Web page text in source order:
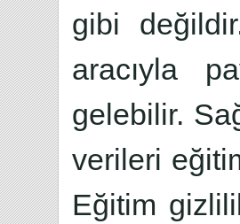
gibi
aracıyla
gelebilir.
verileri
Eğitim